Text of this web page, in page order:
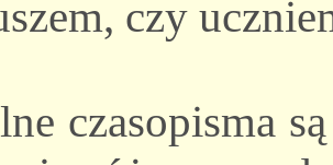
czy
czasopisma